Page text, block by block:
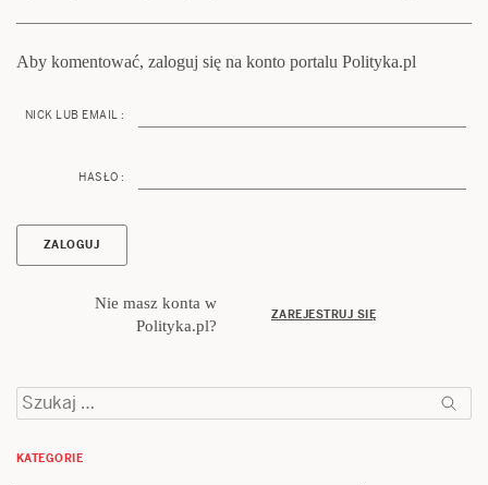
Aby komentować, zaloguj się na konto portalu Polityka.pl
NICK LUB EMAIL :
HASŁO :
Nie masz konta w
Polityka.pl?
ZAREJESTRUJ SIĘ
Szukaj:
KATEGORIE